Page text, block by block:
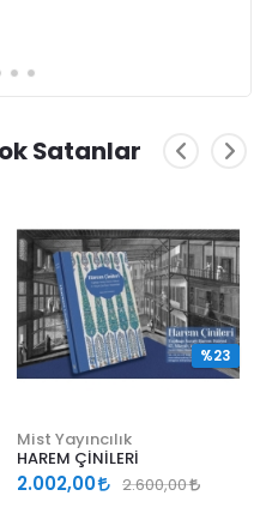
Satanlar
Mist Yayıncılık
HAREM ÇİNİLERİ
2.002,00 2.600,00
%23